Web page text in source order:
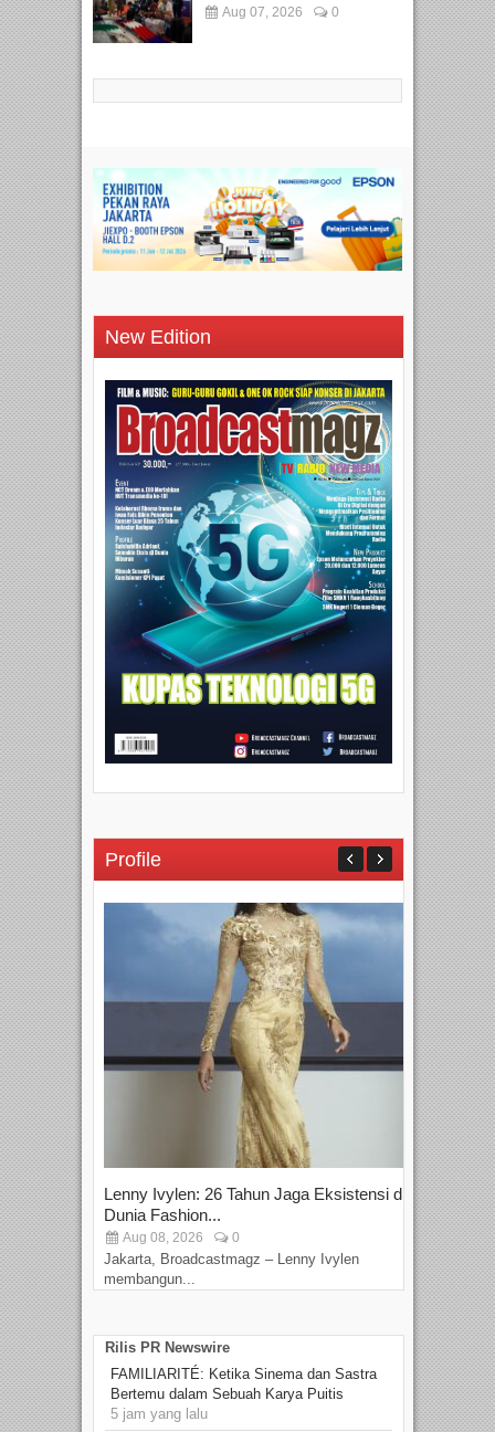
Aug 07, 2026 0
New Edition
Profile
Lenny Ivylen: 26 Tahun Jaga Eksistensi di
Dunia Fashion...
Aug 08, 2026 0
Jakarta, Broadcastmagz – Lenny Ivylen
membangun...
Rilis PR Newswire
FAMILIARITÉ: Ketika Sinema dan Sastra
Bertemu dalam Sebuah Karya Puitis
5 jam yang lalu